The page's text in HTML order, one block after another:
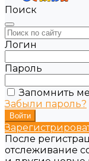
Поиск
Логин
Пароль
Запомнить
Забыли пароль?
После
отслеживание